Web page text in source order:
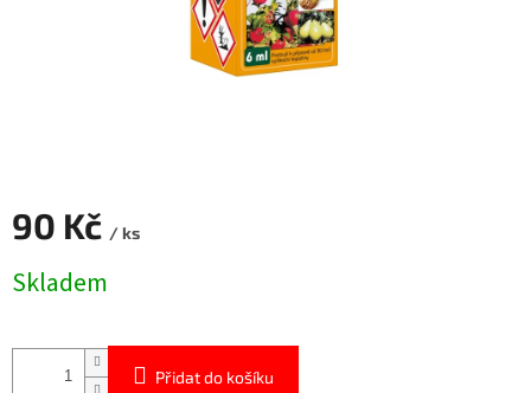
90 Kč / ks
cena:
Skladem
Přidat do košíku